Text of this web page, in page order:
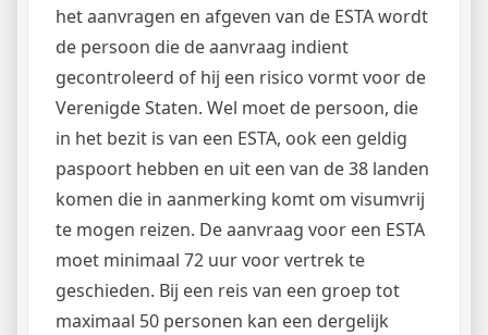
het aanvragen en afgeven van de ESTA wordt
de persoon die de aanvraag indient
gecontroleerd of hij een risico vormt voor de
Verenigde Staten. Wel moet de persoon, die
in het bezit is van een ESTA, ook een geldig
paspoort hebben en uit een van de 38 landen
komen die in aanmerking komt om visumvrij
te mogen reizen. De aanvraag voor een ESTA
moet minimaal 72 uur voor vertrek te
geschieden. Bij een reis van een groep tot
maximaal 50 personen kan een dergelijk